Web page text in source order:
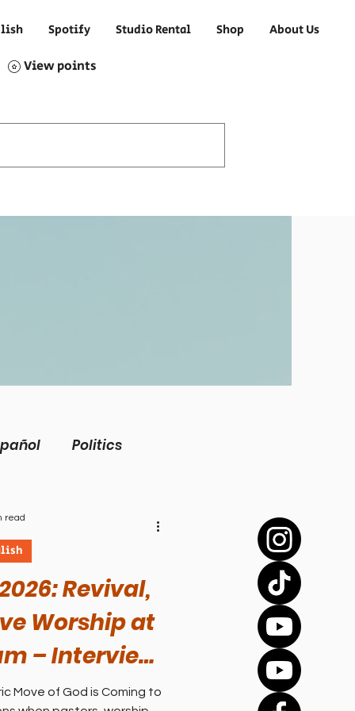
Spotify Studio Rental Shop About Us
View points
Politics
Health
Sports
Revival,
Worship at
– Interview
of Sons
Move of God is Coming to
read